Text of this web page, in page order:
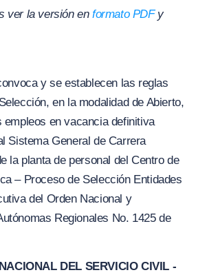
ver la versión en formato PDFy
y se establecen las reglas
en la modalidad de Abierto,
empleos en vacancia definitiva
Sistema General de Carrera
la planta de personal del Centro de
– Proceso de Selección Entidades
del Orden Nacional y
Regionales No. 1425 de
DEL SERVICIO CIVIL -